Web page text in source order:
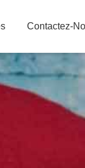
Contactez-